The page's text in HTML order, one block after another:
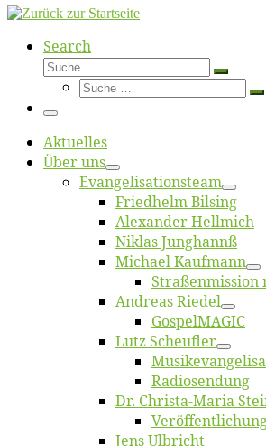
Search
Suche
Suche
Suche
Menü
Ak­tu­el­les
Über uns
Evangelisa­tions­team
Fried­helm Bilsing
Alex­an­der Hellmich
Ni­klas Junghannß
Mi­cha­el Kaufmann
An­dre­as Riedel
Gos­pel­MA­GIC
Lutz Scheuf­ler
Ra­dio­sen­dung
Dr. Chris­­ta-Ma­ria
Jens Ulb­richt